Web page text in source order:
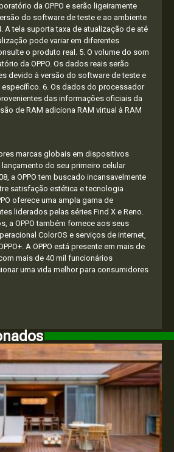
da OPPO e serão ligeiramente
do software de teste e ao ambiente
A tela suporta taxa de atualização de até
pode variar em diferentes
o produto real. 5. O volume do som
da OPPO. Os dados reais serão
devido à versão do software de teste e
específico. 6. Os dados do processador
das informações oficiais da
de RAM adiciona RAM virtual à RAM
marcas globais em dispositivos
do seu primeiro celular
a OPPO tem buscado incansavelmente
satisfação estética e tecnologia
oferece uma ampla gama de
liderados pelas séries Find X e Reno.
a OPPO também fornece aos seus
ColorOS e serviços de internet,
A OPPO está presente em mais de
mais de 40 mil funcionários
uma vida melhor para consumidores